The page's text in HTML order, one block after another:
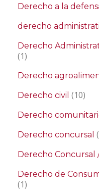
Derecho a la
derecho
Derecho
(1)
Derecho
Derecho civil (10)
Derecho
Derecho concursal
Derecho Concursal
Derecho de
(1)